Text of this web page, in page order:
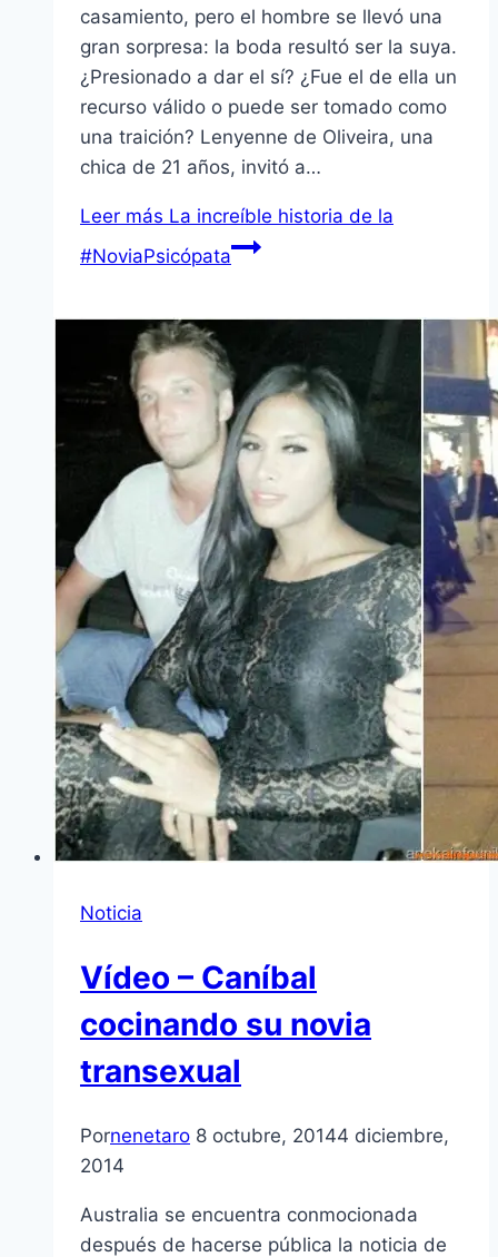
casamiento, pero el hombre se llevó una
gran sorpresa: la boda resultó ser la suya.
¿Presionado a dar el sí? ¿Fue el de ella un
recurso válido o puede ser tomado como
una traición? Lenyenne de Oliveira, una
chica de 21 años, invitó a…
Leer más La increíble historia de la
#NoviaPsicópata
Noticia
Vídeo – Caníbal
cocinando su novia
transexual
Pornenetaro 8 octubre, 20144 diciembre,
2014
Australia se encuentra conmocionada
después de hacerse pública la noticia de